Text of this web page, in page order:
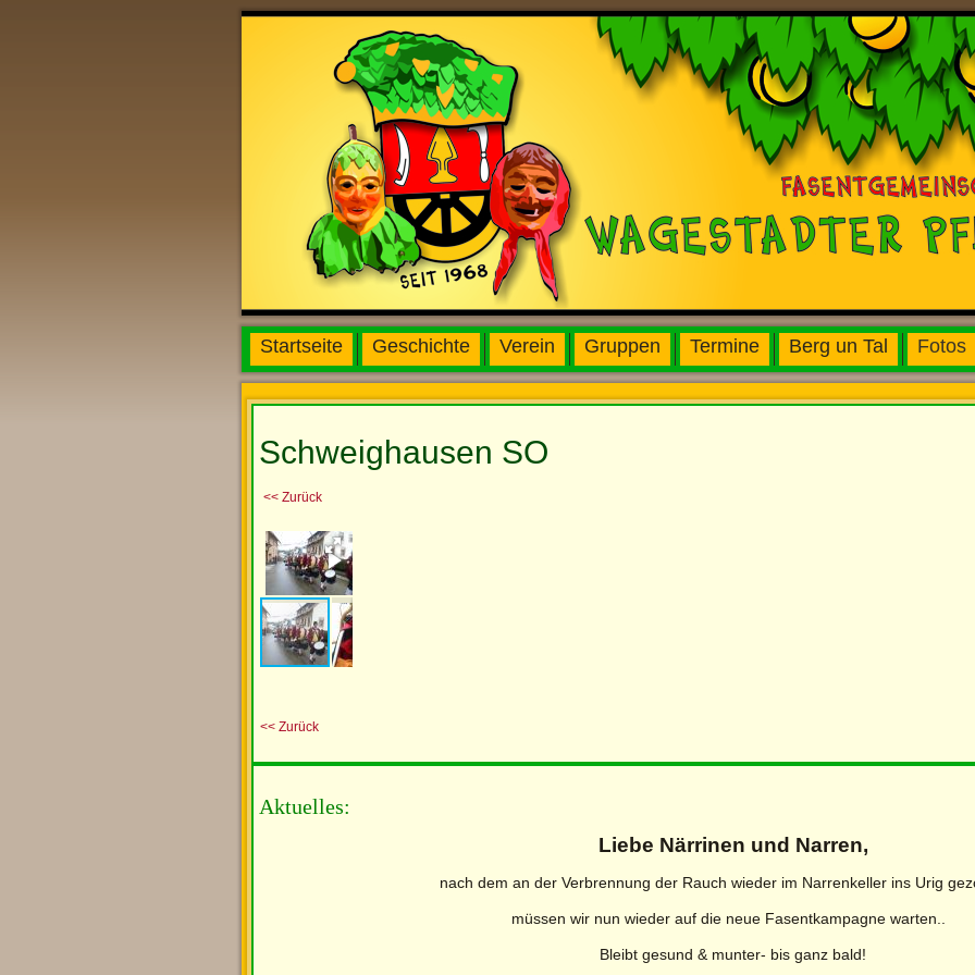
Startseite Geschichte Verein Gruppen Termine Berg un Tal Fotos
Schweighausen SO
<< Zurück
<< Zurück
Aktuelles:
Liebe Närrinen und Narren,
nach dem an der Verbrennung der Rauch wieder im Narrenkeller ins Urig
müssen wir nun wieder auf die neue Fasentkampagne warten..
Bleibt gesund & munter- bis ganz bald!